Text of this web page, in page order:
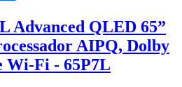
Advanced QLED 65”
AIPQ, Dolby
Wi-Fi - 65P7L